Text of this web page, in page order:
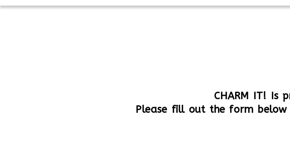
CHARM IT! Is
Please fill out the form